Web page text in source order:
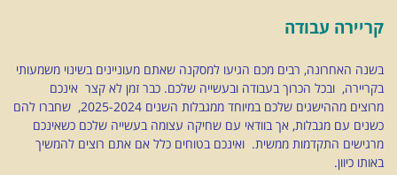
קריירה עבודה
בשנה האחרונה, רבים מכם הגיעו למסקנה שאתם מעוניינים בשינוי משמעותי
בקריירה, ובכל הכרוך בעבודה ובעשייה שלכם. כבר זמן לא קצר אינכם
מרוצים מההישגים שלכם במיוחד ממגבלות השנים 2025-2024, שחברו להם
כשנים עם מגבלות, אך בוודאי עם שחיקה עצומה בעשייה שלכם כשאינכם
מרגישים התקדמות ממשית. ואינכם בטוחים כלל אם אתם רוצים להמשיך
באותו כיוון.